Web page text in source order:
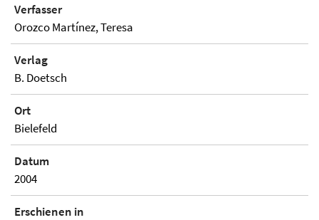
Verfasser
Orozco Martínez, Teresa
Verlag
B. Doetsch
Ort
Bielefeld
Datum
2004
Erschienen in